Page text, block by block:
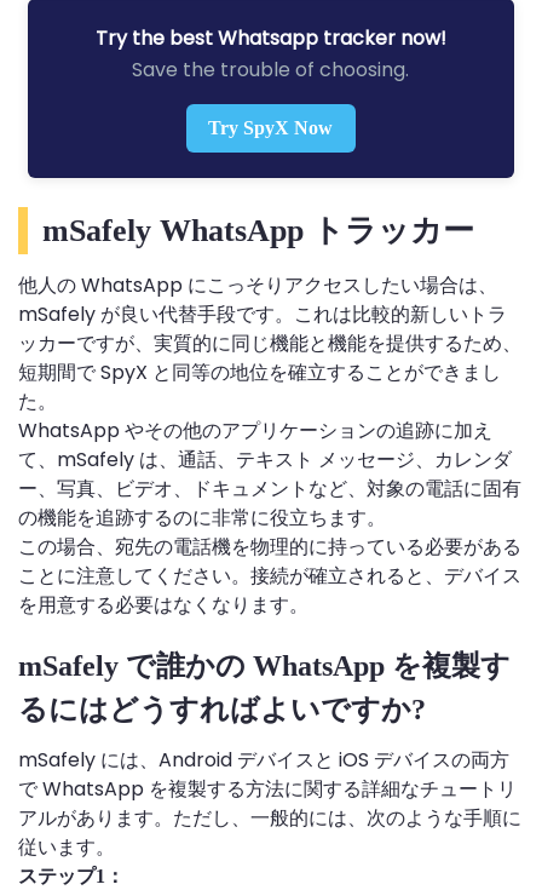
Try the best Whatsapp tracker now!
Save the trouble of choosing.
Try SpyX Now
mSafely WhatsApp トラッカー
他人の WhatsApp にこっそりアクセスしたい場合は、
mSafely が良い代替手段です。これは比較的新しいトラ
ッカーですが、実質的に同じ機能と機能を提供するため、
短期間で SpyX と同等の地位を確立することができまし
た。
WhatsApp やその他のアプリケーションの追跡に加え
て、mSafely は、通話、テキスト メッセージ、カレンダ
ー、写真、ビデオ、ドキュメントなど、対象の電話に固有
の機能を追跡するのに非常に役立ちます。
この場合、宛先の電話機を物理的に持っている必要がある
ことに注意してください。接続が確立されると、デバイス
を用意する必要はなくなります。
mSafely で誰かの WhatsApp を複製す
るにはどうすればよいですか?
mSafely には、Android デバイスと iOS デバイスの両方
で WhatsApp を複製する方法に関する詳細なチュートリ
アルがあります。ただし、一般的には、次のような手順に
従います。
ステップ1：